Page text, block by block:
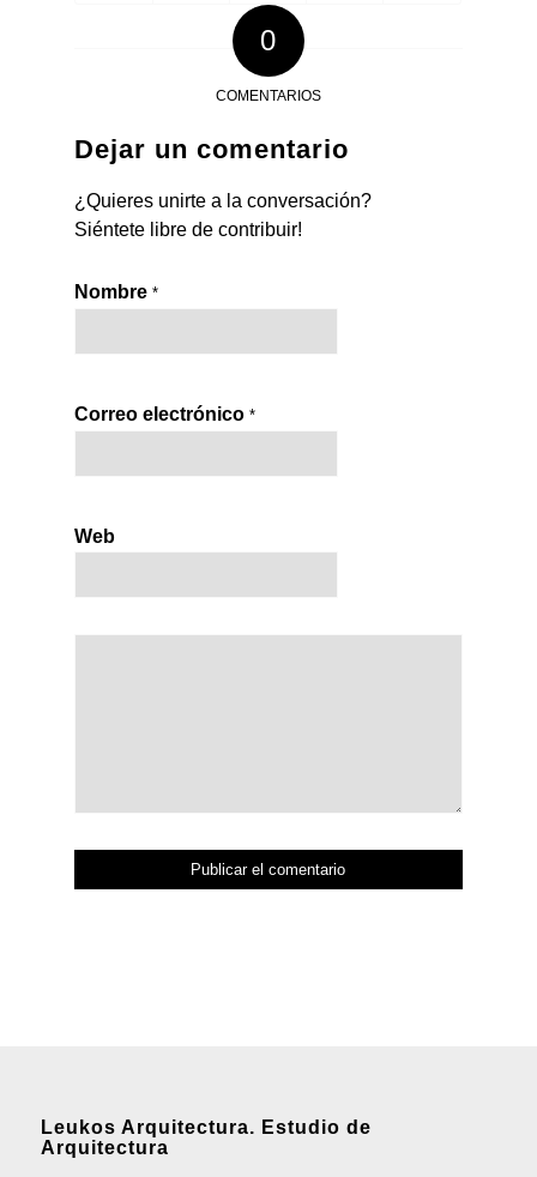
0
COMENTARIOS
Dejar un comentario
¿Quieres unirte a la conversación?
Siéntete libre de contribuir!
Nombre*
Correo electrónico*
Web
Leukos Arquitectura. Estudio de
Arquitectura